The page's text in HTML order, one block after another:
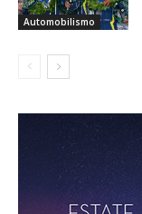
Automobilismo